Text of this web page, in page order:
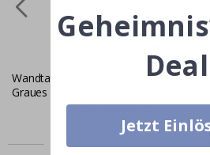
Wandtattoo -Treppenaufkleber /
Graues Muster / 13er-Set
Special
Zusammen
Deal
Jetzt